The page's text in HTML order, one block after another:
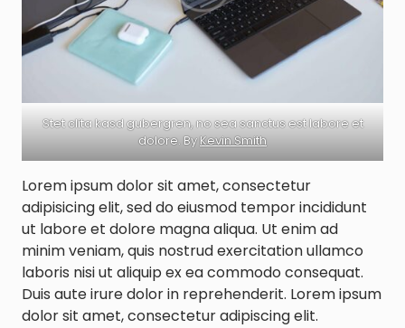
Stet clita kasd gubergren, no sea sanctus est labore et
dolore. ByKevin Smith
Lorem ipsum dolor sit amet, consectetur
adipisicing elit, sed do eiusmod tempor incididunt
ut labore et dolore magna aliqua. Ut enim ad
minim veniam, quis nostrud exercitation ullamco
laboris nisi ut aliquip ex ea commodo consequat.
Duis aute irure dolor in reprehenderit. Lorem ipsum
dolor sit amet, consectetur adipiscing elit.